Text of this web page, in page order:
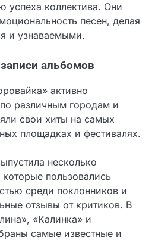
успеха коллектива. Они
песен, делая
и узнаваемыми.
альбомов
активно
различным городам и
свои хиты на самых
площадках и фестивалях.
несколько
пользовались
среди поклонников и
отзывы от критиков. В
«Калинка» и
самые известные и